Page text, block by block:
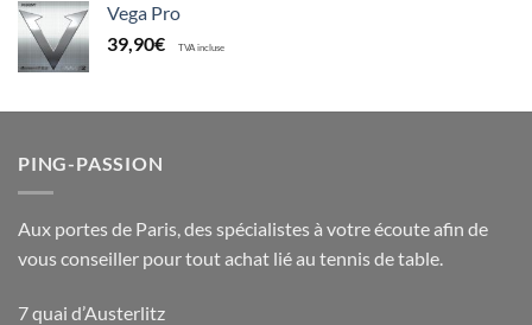
Vega Pro
39,90€ TVA incluse
PING-PASSION
Aux portes de Paris, des spécialistes à votre écoute afin de
vous conseiller pour tout achat lié au tennis de table.
7 quai d’Austerlitz